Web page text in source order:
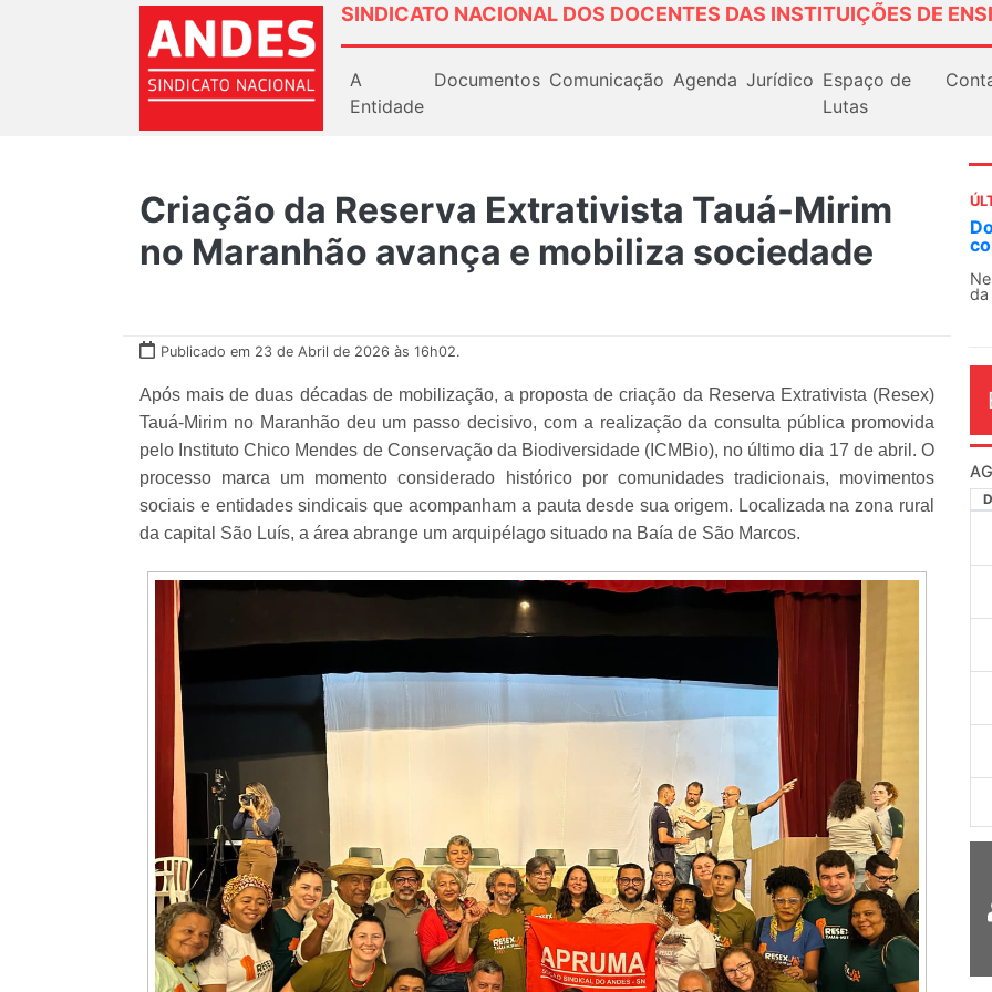
SINDICATO NACIONAL DOS DOCENTES DAS INSTITUIÇÕES DE
A
Entidade
Documentos Comunicação Agenda Jurídico Espaço de
Lutas
Criação da Reserva Extrativista Tauá-Mirim
no Maranhão avança e mobiliza sociedade
Publicado em 23 de Abril de 2026 às 16h02.
Após mais de duas décadas de mobilização, a proposta de criação da Reserva Extrativista (Resex)
Tauá-Mirim no Maranhão deu um passo decisivo, com a realização da consulta pública promovida
pelo Instituto Chico Mendes de Conservação da Biodiversidade (ICMBio), no último dia 17 de abril. O
processo marca um momento considerado histórico por comunidades tradicionais, movimentos
sociais e entidades sindicais que acompanham a pauta desde sua origem. Localizada na zona rural
da capital São Luís, a área abrange um arquipélago situado na Baía de São Marcos.
O